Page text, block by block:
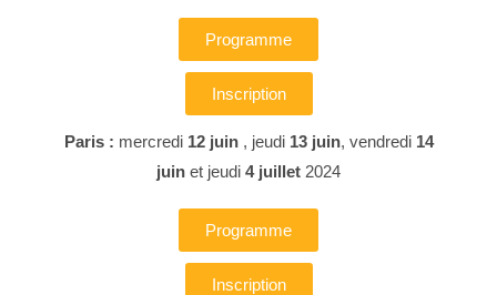
Programme
Inscription
Paris : mercredi 12 juin , jeudi 13 juin, vendredi 14
juin et jeudi 4 juillet 2024
Programme
Inscription